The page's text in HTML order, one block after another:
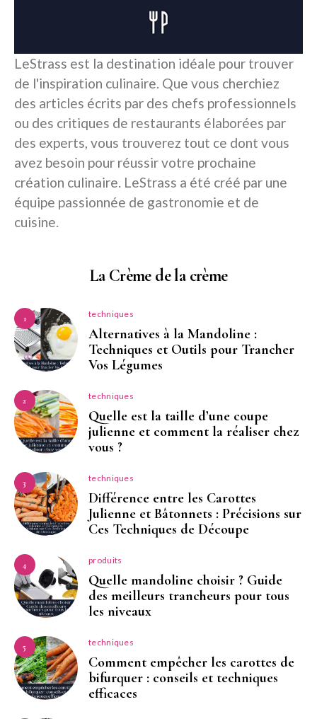
LeStrass est la destination idéale pour trouver
de l'inspiration culinaire. Que vous cherchiez
des articles écrits par des chefs professionnels
ou des critiques de restaurants élaborées par
des experts, vous trouverez tout ce dont vous
avez besoin pour réussir votre prochaine
création culinaire. LeStrass a été créé par une
équipe passionnée de gastronomie et de
cuisine.
La Crème de la crème
1 techniques
Alternatives à la Mandoline :
Techniques et Outils pour Trancher
Vos Légumes
2 techniques
Quelle est la taille d’une coupe
julienne et comment la réaliser chez
vous ?
3 techniques
Différence entre les Carottes
Julienne et Bâtonnets : Précisions sur
Ces Techniques de Découpe
4 produits
Quelle mandoline choisir ? Guide
des meilleurs trancheurs pour tous
les niveaux
5 techniques
Comment empêcher les carottes de
bifurquer : conseils et techniques
efficaces